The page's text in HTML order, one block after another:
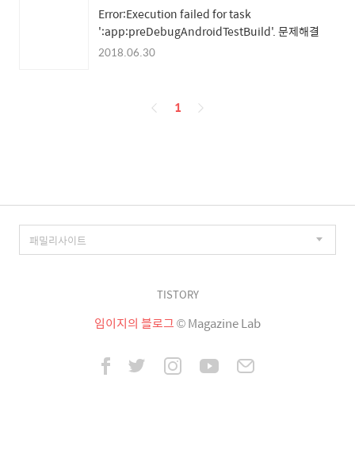
Error:Execution failed for task
':app:preDebugAndroidTestBuild'. 문제해결
2018.06.30
페
1
TISTORY
임이지의 블로그© Magazine Lab